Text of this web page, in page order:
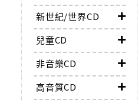
新世紀/世界CD
兒童CD
非音樂CD
高音質CD